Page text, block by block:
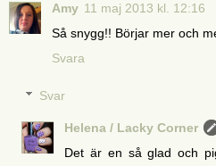
Amy 11 maj 2013 kl. 12:16
Så snygg!! Börjar mer och
Svara
Svar
Helena / Lacky Corner
Det är en så glad och